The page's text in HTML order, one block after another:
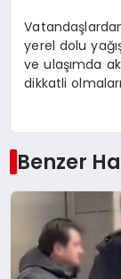
yerel dolu
ve ulaşımda
dikkatli
Benzer